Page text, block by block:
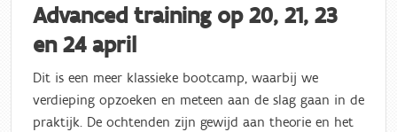
Advanced training op 20, 21, 23
en 24 april
Dit is een meer klassieke bootcamp, waarbij we
verdieping opzoeken en meteen aan de slag gaan in de
praktijk. De ochtenden zijn gewijd aan theorie en het